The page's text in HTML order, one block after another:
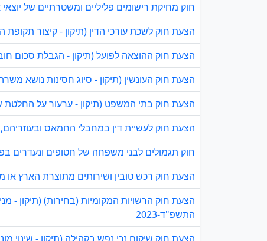
חוק מחיקת רישומים פליליים ומשטרתיים של יוצאי
הצעת חוק לשכת עורכי הדין (תיקון - קיצור תקופת
הצעת חוק ההוצאה לפועל (תיקון - הגבלת סכום חוב
הצעת חוק העונשין (תיקון - סיוג חסינות נושא
הצעת חוק בתי המשפט (תיקון - ערעור על החלטת
הצעת חוק לעשיית דין במחבלי החמאס ובעוזריהם,
חוק תגמולים לבני משפחה של חטופים ונעדרים
הצעת חוק רכש טובין ושירותים מתוצרת הארץ או
הצעת חוק הרשויות המקומיות (בחירות) (תיקון
התשפ"ד-2023